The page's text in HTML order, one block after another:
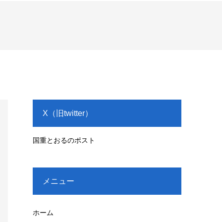
X（旧twitter）
国重とおるのポスト
メニュー
ホーム